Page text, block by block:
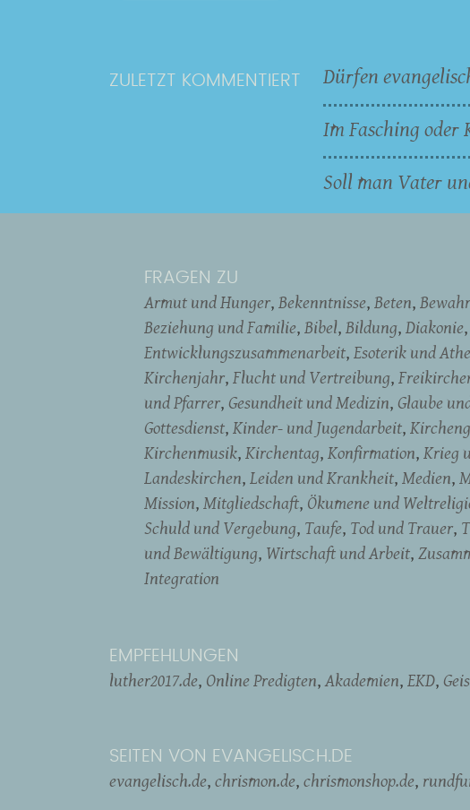
ZULETZT KOMMENTIERT
Dürfen
Im Fasching oder
Soll man Vater
FRAGEN ZU
Armut und Hunger Bekenntnisse Beten
Beziehung und Familie Bibel Bildung Diakonie
Entwicklungszusammenarbeit Esoterik und
Kirchenjahr Flucht und Vertreibung
und Pfarrer Gesundheit und Medizin Glaube
Gottesdienst Kinder- und Jugendarbeit
Kirchenmusik Kirchentag Konfirmation Krieg
Landeskirchen Leiden und Krankheit Medien
Mission Mitgliedschaft Ökumene und
Schuld und Vergebung Taufe Tod und Trauer
und Bewältigung Wirtschaft und Arbeit
Integration
EMPFEHLUNGEN
luther2017.de Online Predigten Akademien EKD
SEITEN VON EVANGELISCH.DE
evangelisch.de chrismon.de chrismonshop.de